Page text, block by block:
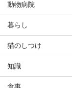
動物病院
暮らし
猫のしつけ
知識